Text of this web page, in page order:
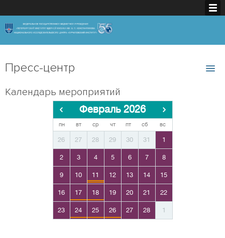
Пресс-центр
Календарь мероприятий
Февраль 2026
пн вт ср чт пт сб вс
26 27 28 29 30 31 1
2 3 4 5 6 7 8
9 10 11 12 13 14 15
16 17 18 19 20 21 22
23 24 25 26 27 28 1